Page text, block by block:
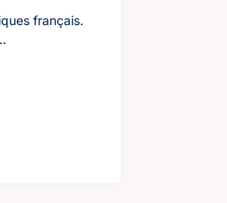
français.